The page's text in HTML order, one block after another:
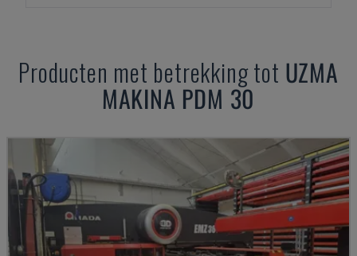
Producten met betrekking tot UZMA
MAKINA PDM 30